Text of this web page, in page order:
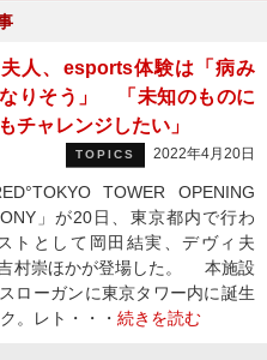
人、esports体験は「病み
りそう」 「未知のものに
チャレンジしたい」
TOPICS 2022年4月20日
TOWER OPENING
」が20日、東京都内で行わ
トとして岡田結実、デヴィ夫
村崇ほかが登場した。 本施設
ローガンに東京タワー内に誕生
。レト・・・ 続きを読む